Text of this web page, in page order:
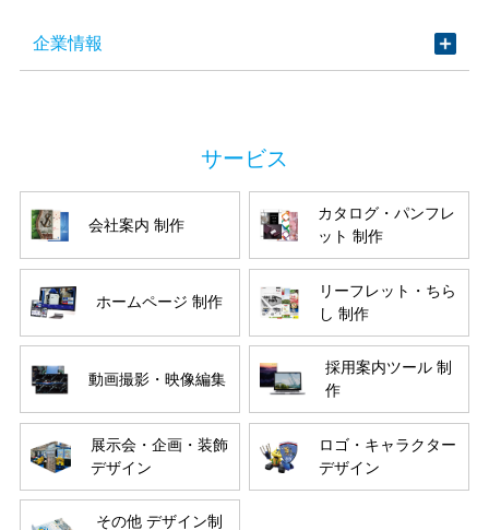
企業情報
会社案内 制作
カタログ・パンフレ
ット 制作
ホームページ 制作
リーフレット・ちら
し 制作
動画撮影・映像編集
採用案内ツール 制
作
展示会・企画・装飾
デザイン
ロゴ・キャラクター
デザイン
その他 デザイン制